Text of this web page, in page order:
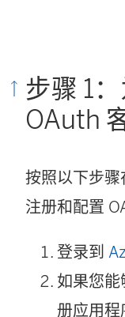
步骤 1
OAuth
按照以下步
注册和配置
登录到
如果您
册应用程